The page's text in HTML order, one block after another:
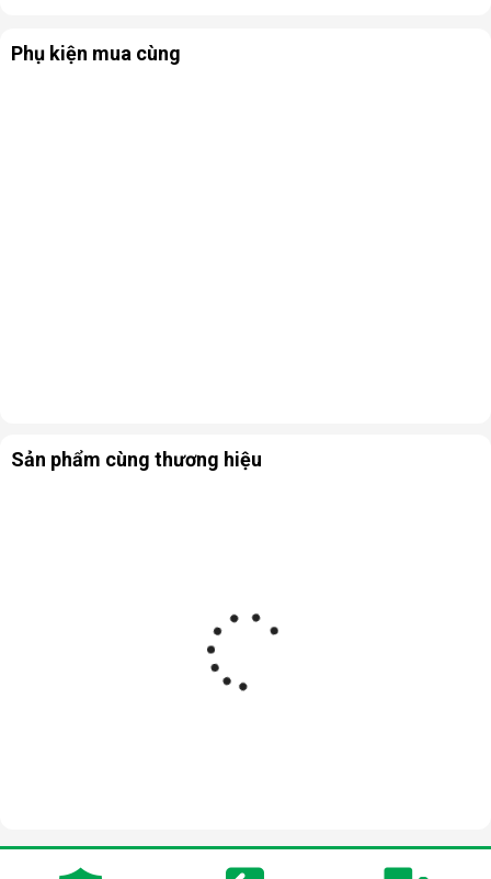
Phụ kiện mua cùng
Sản phẩm cùng thương hiệu